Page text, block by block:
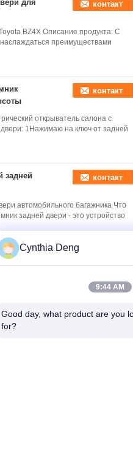
для
контакт
BZ4X Описание продукта: С
преимуществами
контакт
открыватель салона с
1Нажимаю на ключ от задней
задней
контакт
автомобильного багажника Что
задней двери - это устройство
9 10 >> >|
Cynthia Deng
9:44 AM
Good day, what product are you
for?